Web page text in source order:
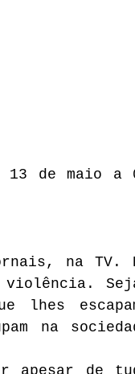
13 de maio a
na TV.
violência.
lhes
na
apesar de